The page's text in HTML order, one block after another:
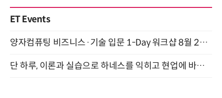
ET Events
양자컴퓨팅 비즈니스·기술 입문 1-Day 워크샵 8월 28일 개최
단 하루, 이론과 실습으로 하네스를 익히고 현업에 바로 쓰는 핸즈온 워크숍 (8/20)